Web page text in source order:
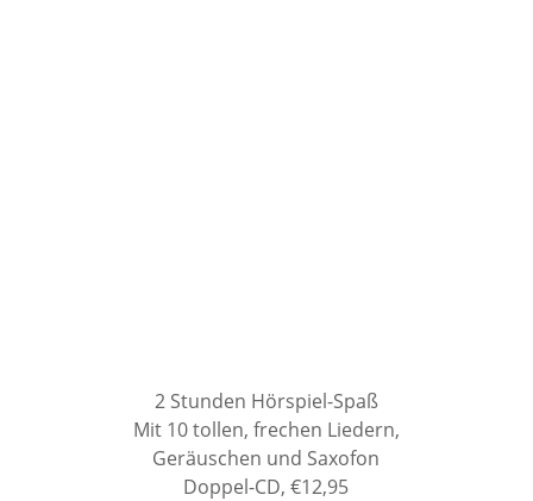
2 Stunden Hörspiel-Spaß
Mit 10 tollen, frechen Liedern,
Geräuschen und Saxofon
Doppel-CD, €12,95